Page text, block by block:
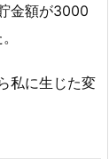
金額が3000
私に生じた変